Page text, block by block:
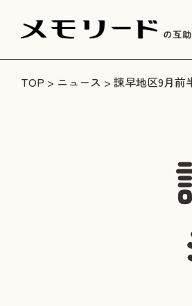
TOP > ニュース > 諫早地区9月前